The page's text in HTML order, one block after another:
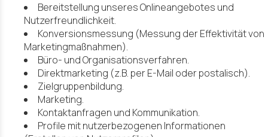
Bereitstellung unseres Onlineangebotes und
Nutzerfreundlichkeit.
Konversionsmessung (Messung der Effektivität von
Marketingmaßnahmen).
Büro- und Organisationsverfahren.
Direktmarketing (z.B. per E-Mail oder postalisch).
Zielgruppenbildung.
Marketing.
Kontaktanfragen und Kommunikation.
Profile mit nutzerbezogenen Informationen